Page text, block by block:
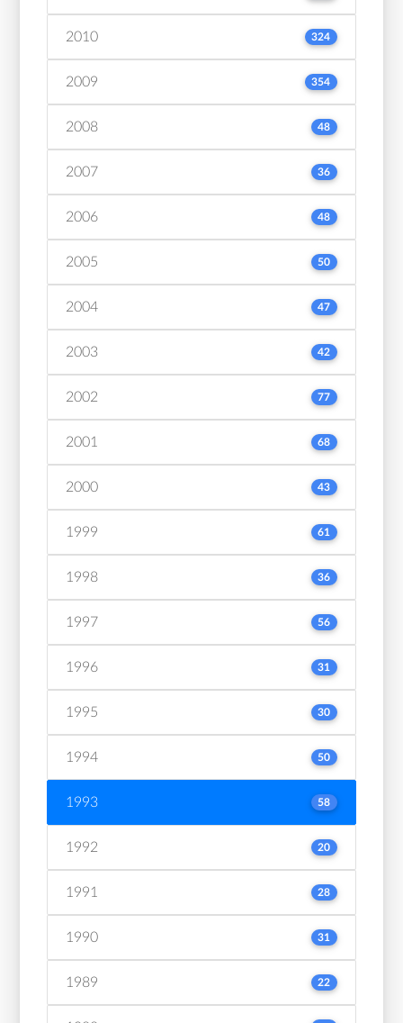
2010 324
2009 354
2008 48
2007 36
2006 48
2005 50
2004 47
2003 42
2002 77
2001 68
2000 43
1999 61
1998 36
1997 56
1996 31
1995 30
1994 50
1993 58
1992 20
1991 28
1990 31
1989 22